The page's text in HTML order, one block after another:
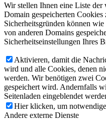
Wir stellen Ihnen eine Liste
Domain gespeicherten
Sicherheitsgründen können
von anderen Domains
Sicherheitseinstellungen Ihres
Aktivieren, damit die
wird und alle Cookies, denen
werden. Wir benötigen zwei
gespeichert wird. Andernfalls
Seitenladen eingeblendet
Hier klicken, um
Andere externe Dienste